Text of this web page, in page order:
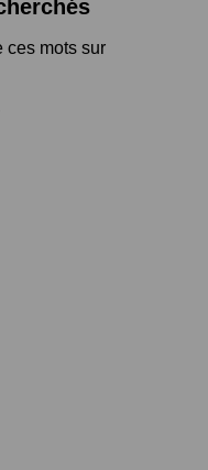
ces mots sur